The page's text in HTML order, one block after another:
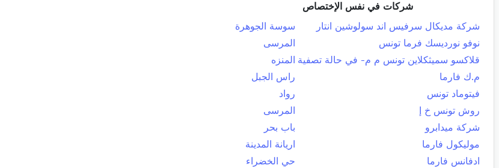
شركات في نفس الإختصاص
شركة مديكال سرفيس اند سولوشين انتار
سوسة الجوهرة
نوفو نورديسك فرما تونس
المرسى
قلاكسو سميثكلاين تونس م م- في حالة تصفية المنزه
م.ك فارما
راس الجبل
فيتوماد تونس
رواد
روش تونس خ إ
المرسى
شركة ميدابرو
باب بحر
موليكول فارما
اريانة المدينة
ادفانس فارما
حي الخضراء